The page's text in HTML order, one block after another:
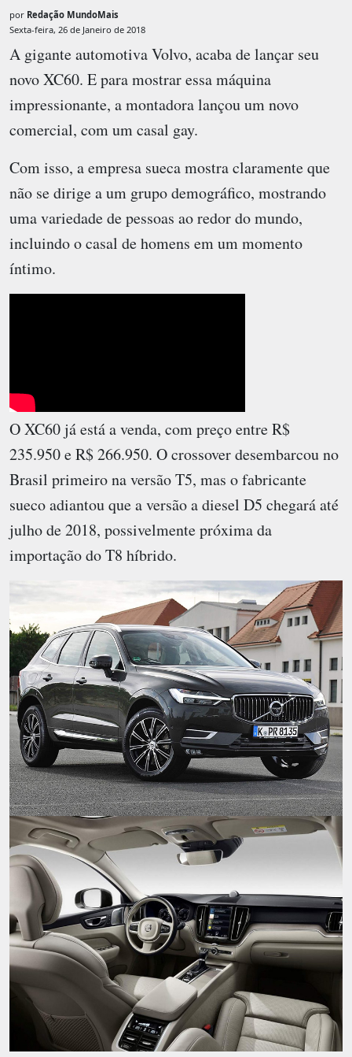
por Redação MundoMais
Sexta-feira, 26 de Janeiro de 2018
A gigante automotiva Volvo, acaba de lançar seu
novo XC60. E para mostrar essa máquina
impressionante, a montadora lançou um novo
comercial, com um casal gay.
Com isso, a empresa sueca mostra claramente que
não se dirige a um grupo demográfico, mostrando
uma variedade de pessoas ao redor do mundo,
incluindo o casal de homens em um momento
íntimo.
O XC60 já está a venda, com preço entre R$
235.950 e R$ 266.950. O crossover desembarcou no
Brasil primeiro na versão T5, mas o fabricante
sueco adiantou que a versão a diesel D5 chegará até
julho de 2018, possivelmente próxima da
importação do T8 híbrido.